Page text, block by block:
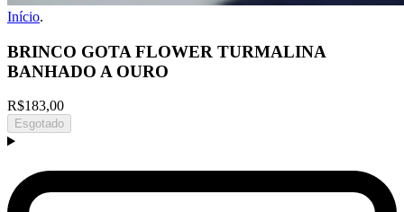
Início.
BRINCO GOTA FLOWER TURMALINA
BANHADO A OURO
R$183,00
Esgotado